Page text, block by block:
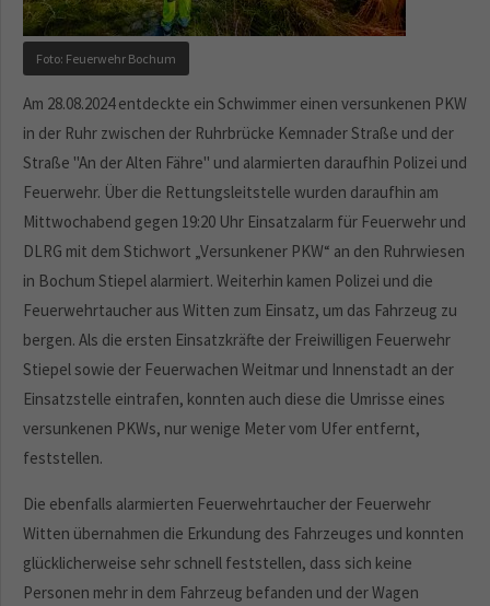
Foto: Feuerwehr Bochum
Am 28.08.2024 entdeckte ein Schwimmer einen versunkenen PKW
in der Ruhr zwischen der Ruhrbrücke Kemnader Straße und der
Straße "An der Alten Fähre" und alarmierten daraufhin Polizei und
Feuerwehr. Über die Rettungsleitstelle wurden daraufhin am
Mittwochabend gegen 19:20 Uhr Einsatzalarm für Feuerwehr und
DLRG mit dem Stichwort „Versunkener PKW“ an den Ruhrwiesen
in Bochum Stiepel alarmiert. Weiterhin kamen Polizei und die
Feuerwehrtaucher aus Witten zum Einsatz, um das Fahrzeug zu
bergen. Als die ersten Einsatzkräfte der Freiwilligen Feuerwehr
Stiepel sowie der Feuerwachen Weitmar und Innenstadt an der
Einsatzstelle eintrafen, konnten auch diese die Umrisse eines
versunkenen PKWs, nur wenige Meter vom Ufer entfernt,
feststellen.
Die ebenfalls alarmierten Feuerwehrtaucher der Feuerwehr
Witten übernahmen die Erkundung des Fahrzeuges und konnten
glücklicherweise sehr schnell feststellen, dass sich keine
Personen mehr in dem Fahrzeug befanden und der Wagen